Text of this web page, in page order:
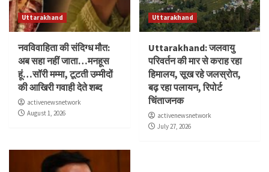
Uttarakhand
नवविवाहिता की संदिग्ध मौत:
अब सहा नहीं जाता…मनहूस
हूं…सॉरी मम्मा, टूटती उम्मीदों
की आखिरी गवाही देते शब्द
activenewsnetwork
August 1, 2026
Uttarakhand
Uttarakhand: जलवायु
परिवर्तन की मार से कराह रहा
हिमालय, सूख रहे जलस्रोत,
बढ़ रहा पलायन, रिपोर्ट
चिंताजनक
activenewsnetwork
July 27, 2026